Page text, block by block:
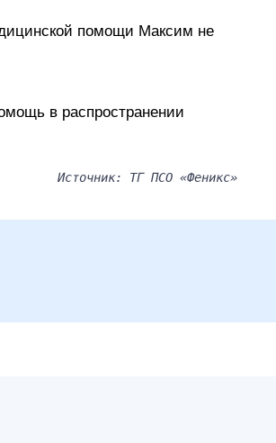
помощи Максим не
в распространении
Источник: ТГ ПСО «Феникс»